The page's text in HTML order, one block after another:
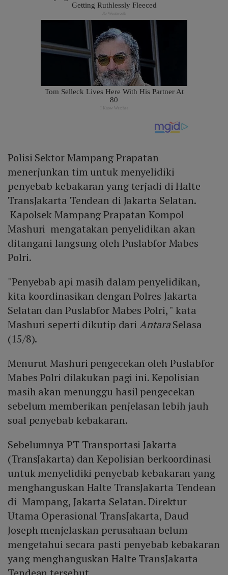
Polisi Sektor Mampang Prapatan
menerjunkan tim untuk menyelidiki
penyebab kebakaran yang terjadi di Halte
TransJakarta Tendean di Jakarta Selatan.
Kapolsek Mampang Prapatan Kompol
Mashuri mengatakan penyelidikan akan
ditangani langsung oleh Puslabfor Mabes
Polri.
"Penyebab api masih dalam penyelidikan,
kita koordinasikan dengan Polres Jakarta
Selatan dan Puslabfor Mabes Polri, " kata
Mashuri seperti dikutip dariAntaraSelasa
(15/8).
Menurut Mashuri pengecekan oleh Puslabfor
Mabes Polri dilakukan pagi ini. Kepolisian
masih akan menunggu hasil pengecekan
sebelum memberikan penjelasan lebih jauh
soal penyebab kebakaran.
Sebelumnya PT Transportasi Jakarta
(TransJakarta) dan Kepolisian berkoordinasi
untuk menyelidiki penyebab kebakaran yang
menghanguskan Halte TransJakarta Tendean
di Mampang, Jakarta Selatan. Direktur
Utama Operasional TransJakarta, Daud
Joseph menjelaskan perusahaan belum
mengetahui secara pasti penyebab kebakaran
yang menghanguskan Halte TransJakarta